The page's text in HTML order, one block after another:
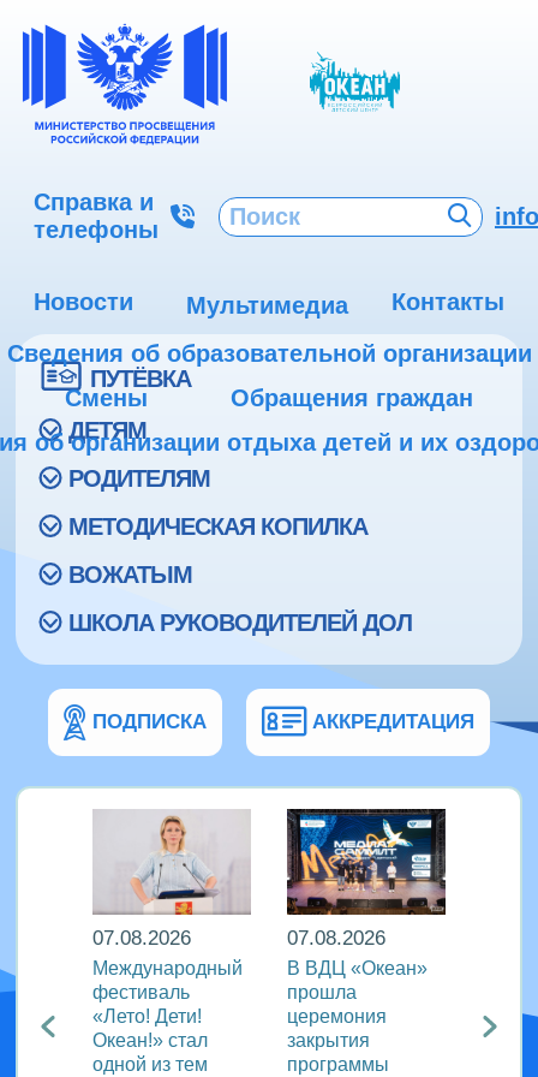
Справка и
телефоны
Новости Мультимедиа
Контакты
Сведения об образовательной организации
Смены
Обращения граждан
об организации отдыха детей и их
ПУТЁВКА
ДЕТЯМ
РОДИТЕЛЯМ
МЕТОДИЧЕСКАЯ КОПИЛКА
ВОЖАТЫМ
ШКОЛА РУКОВОДИТЕЛЕЙ ДОЛ
ПОДПИСКА АККРЕДИТАЦИЯ
07.08.2026
Международный
фестиваль
«Лето! Дети!
Океан!» стал
одной из тем
07.08.2026
В ВДЦ «Океан»
прошла
церемония
закрытия
программы
VIII